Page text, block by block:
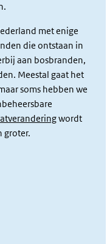
met enige
die ontstaan in
aan bosbranden,
Meestal gaat het
soms hebben we
wordt
groter.